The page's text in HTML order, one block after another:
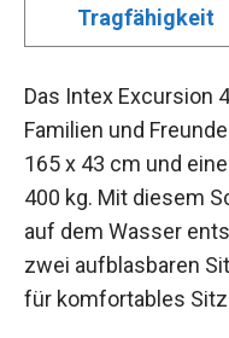
Tragfähigkeit
Das Intex Excursion
Familien und
165 x 43 cm und
400 kg. Mit diesem
auf dem Wasser
zwei aufblasbaren
für komfortables